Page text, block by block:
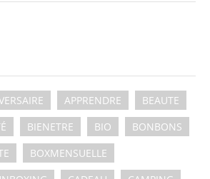
APPRENDRE
BEAUTE
BIENETRE BIO
BONBONS
BOXMENSUELLE